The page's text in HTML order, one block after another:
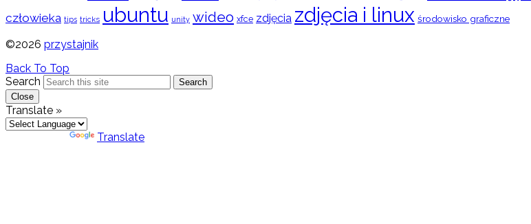
człowieka tips tricks ubuntu unity wideo xfce zdjęcia zdjęcia i linux środowisko graficzne
©2026 przystajnik
Back To Top
Search
Search
Close
Translate »
Translate